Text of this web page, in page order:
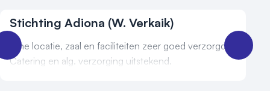
Stichting Adiona (W. Verkaik)
Fijne locatie, zaal en faciliteiten zeer goed verzorgd.
Catering en alg. verzorging uitstekend.